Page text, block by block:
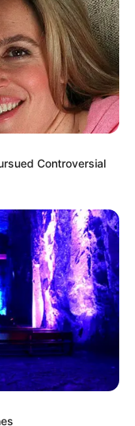
Controversial